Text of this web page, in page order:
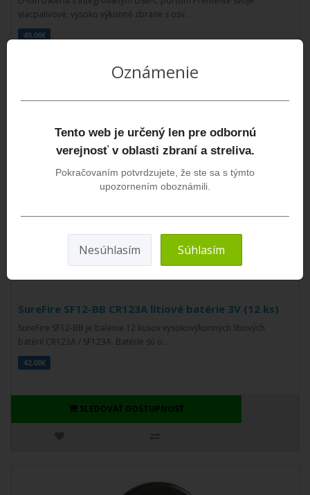
viacpalivové, vysoko výkonné zbrane s osv..
49,00€
SLEDOVAŤ DOSTUPNOSŤ
SureFire SF12-BB CR123A lítiové batérie 3V (12 ks)
SureFire SF12-BB je balenie 12 kusov vysokovýkonných lítiových
batérií CR123A / SF123A. Batérie sú o..
42,00€
SLEDOVAŤ DOSTUPNOSŤ
Oznámenie
Tento web je určený len pre odbornú
verejnosť v oblasti zbraní a streliva.
Pokračovaním potvrdzujete, že ste sa s týmto
upozornením oboznámili.
Nesúhlasím Súhlasím